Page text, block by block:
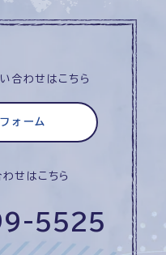
合わせはこちら
ォーム
せはこちら
5525